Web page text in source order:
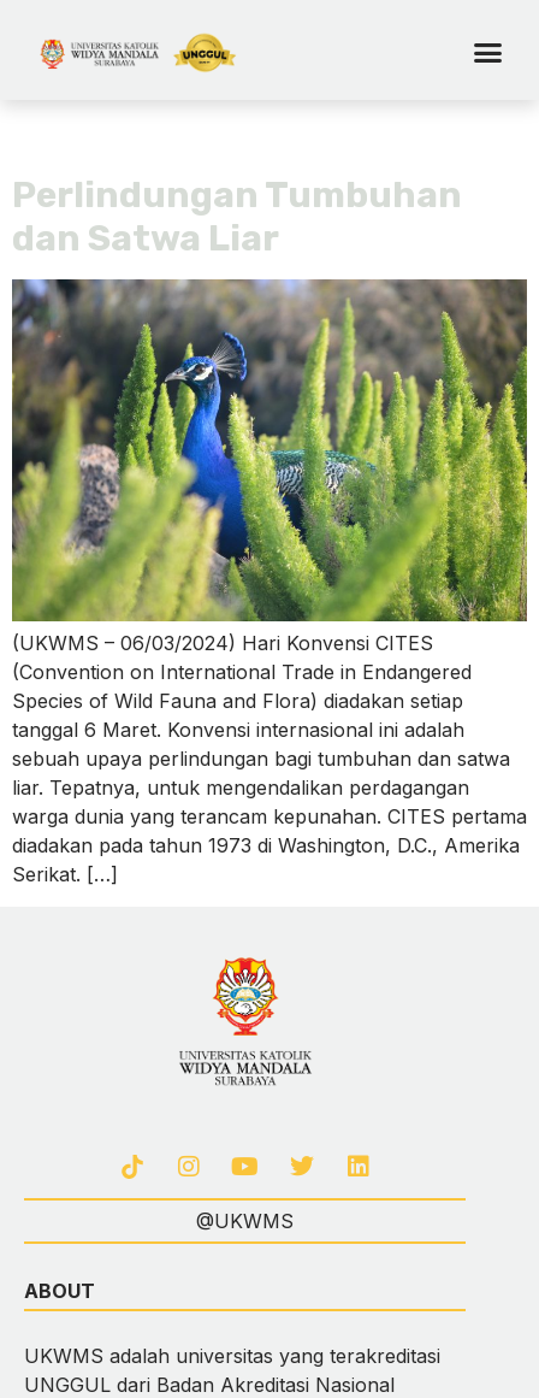
Perlindungan Tumbuhan
dan Satwa Liar
(UKWMS – 06/03/2024) Hari Konvensi CITES
(Convention on International Trade in Endangered
Species of Wild Fauna and Flora) diadakan setiap
tanggal 6 Maret. Konvensi internasional ini adalah
sebuah upaya perlindungan bagi tumbuhan dan satwa
liar. Tepatnya, untuk mengendalikan perdagangan
warga dunia yang terancam kepunahan. CITES pertama
diadakan pada tahun 1973 di Washington, D.C., Amerika
Serikat. […]
@UKWMS
ABOUT
UKWMS adalah universitas yang terakreditasi
UNGGUL dari Badan Akreditasi Nasional